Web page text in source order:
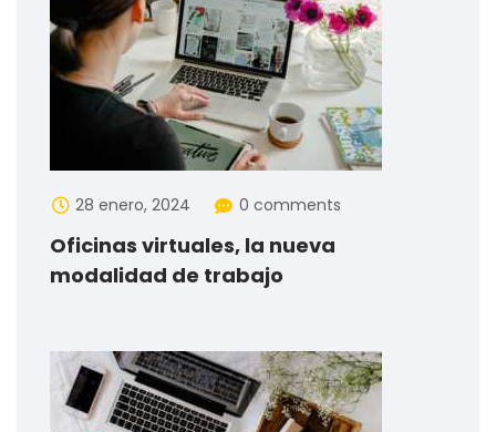
28 enero, 2024 0 comments
Oficinas virtuales, la nueva
modalidad de trabajo